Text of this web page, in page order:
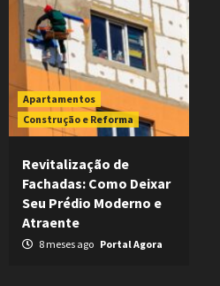
Apartamentos
Construção e Reforma
Revitalização de
Fachadas: Como Deixar
Seu Prédio Moderno e
Atraente
8 meses ago Portal Agora